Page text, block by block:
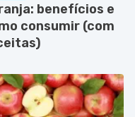
benefícios e
consumir (com